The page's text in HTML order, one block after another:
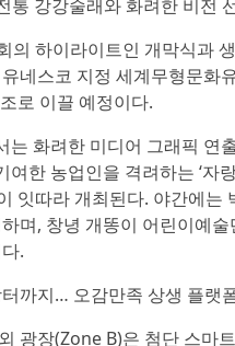
통 강강술래와 화려한 비전
하이라이트인 개막식과
네스코 지정 세계무형문화
로 이끌 예정이다.
화려한 미디어 그래픽 연
한 농업인을 격려하는 ‘자
잇따라 개최된다. 야간에는
며, 창녕 개똥이 어린이예
.
까지… 오감만족 상생 플랫
광장(Zone B)은 첨단 스마